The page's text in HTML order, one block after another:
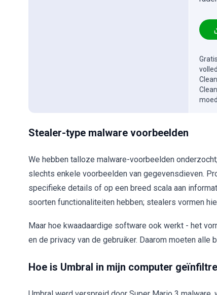
Stealer-type malware voorbeelden
We hebben talloze malware-voorbeelden
slechts enkele voorbeelden van gegevensdieven.
specifieke details of op een breed scala aan
soorten functionaliteiten hebben; stealers vormen
Maar hoe kwaadaardige software ook werkt - het
en de privacy van de gebruiker. Daarom moeten
Hoe is Umbral in mijn computer